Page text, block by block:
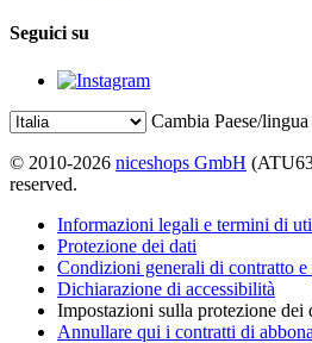
Seguici su
Cambia Paese/lingua
© 2010-2026 niceshops GmbH
reserved.
Informazioni legali e termini di
Protezione dei dati
Condizioni generali di contratto
Dichiarazione di accessibilità
Impostazioni sulla protezione dei
Annullare qui i contratti di